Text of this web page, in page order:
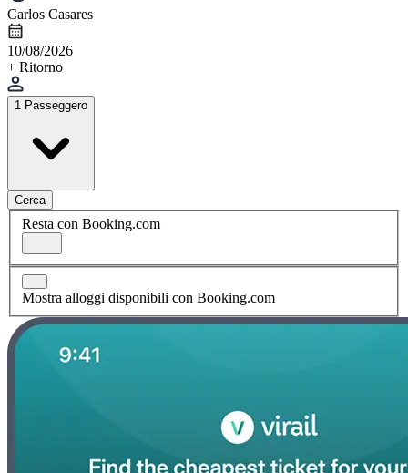
Carlos Casares
10/08/2026
+ Ritorno
1 Passeggero
Cerca
Resta con Booking.com
Mostra alloggi disponibili con Booking.com